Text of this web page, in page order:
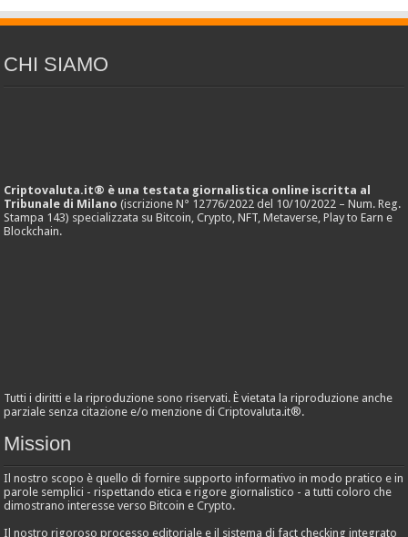
CHI SIAMO
Criptovaluta.it® è una testata giornalistica online iscritta al
Tribunale di Milano (iscrizione N° 12776/2022 del 10/10/2022 – Num. Reg.
Stampa 143) specializzata su Bitcoin, Crypto, NFT, Metaverse, Play to Earn e
Blockchain.
Tutti i diritti e la riproduzione sono riservati. È vietata la riproduzione anche
parziale senza citazione e/o menzione di Criptovaluta.it®.
Mission
Il nostro scopo è quello di fornire supporto informativo in modo pratico e in
parole semplici - rispettando etica e rigore giornalistico - a tutti coloro che
dimostrano interesse verso Bitcoin e Crypto.
Il nostro rigoroso processo editoriale e il sistema di fact checking integrato